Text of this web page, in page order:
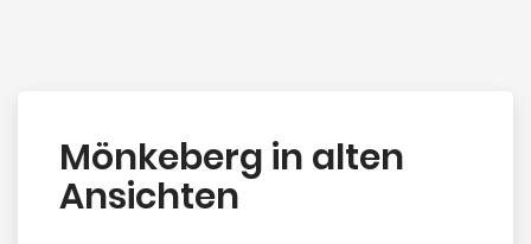
Mönkeberg in alten
Ansichten